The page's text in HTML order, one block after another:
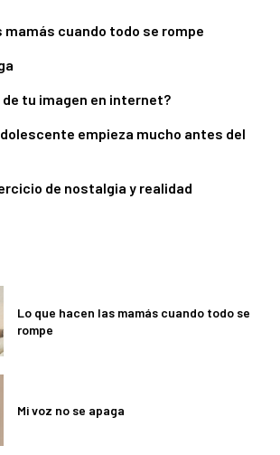
mamás cuando todo se rompe
de tu imagen en internet?
empieza mucho antes del
de nostalgia y realidad
Lo que hacen las mamás cuando todo se
rompe
Mi voz no se apaga